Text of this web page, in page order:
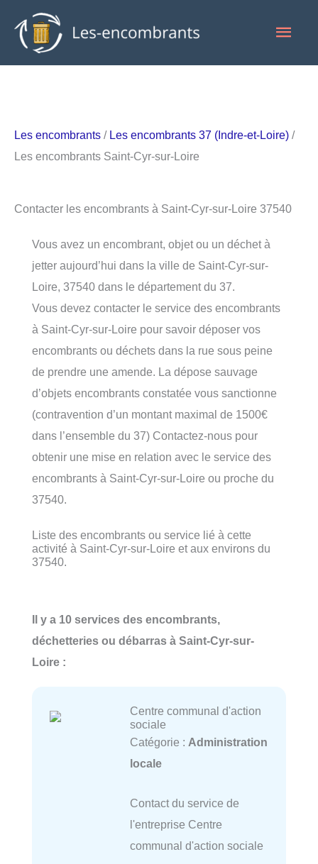
contenu
Les encombrants / Les encombrants 37 (Indre-et-Loire) /
Les encombrants Saint-Cyr-sur-Loire
Contacter les encombrants à Saint-Cyr-sur-Loire 37540
Vous avez un encombrant, objet ou un déchet à
jetter aujourd’hui dans la ville de Saint-Cyr-sur-
Loire, 37540 dans le département du 37.
Vous devez contacter le service des encombrants
à Saint-Cyr-sur-Loire pour savoir déposer vos
encombrants ou déchets dans la rue sous peine
de prendre une amende. La dépose sauvage
d’objets encombrants constatée vous sanctionne
(contravention d’un montant maximal de 1500€
dans l’ensemble du 37) Contactez-nous pour
obtenir une mise en relation avec le service des
encombrants à Saint-Cyr-sur-Loire ou proche du
37540.
Liste des encombrants ou service lié à cette
activité à Saint-Cyr-sur-Loire et aux environs du
37540.
Il y a 10 services des encombrants,
déchetteries ou débarras à Saint-Cyr-sur-
Loire :
Centre communal d'action
sociale
Catégorie : Administration
locale
Contact du service de
l'entreprise Centre
communal d'action sociale